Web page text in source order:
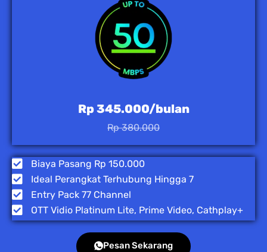
Rp 345.000/bulan
Rp 380.000
Biaya Pasang Rp 150.000
Ideal Perangkat Terhubung Hingga 7
Entry Pack 77 Channel
OTT Vidio Platinum Lite, Prime Video, Cathplay+
Pesan Sekarang